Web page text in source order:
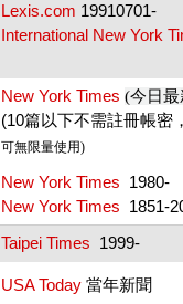
Lexis.com 19910701-
International New York
New York Times (今日最
(10篇以下不需註冊帳密，
可無限量使用)
New York Times 1980-
New York Times 1851-
Taipei Times 1999-
USA Today 當年新聞